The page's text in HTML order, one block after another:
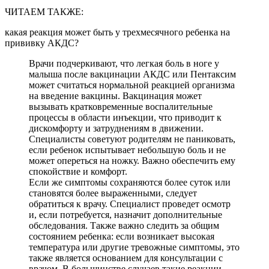
ЧИТАЕМ ТАКЖЕ:
какая реакция может быть у трехмесячного ребенка на
прививку АКДС?
Врачи подчеркивают, что легкая боль в ноге у
малыша после вакцинации АКДС или Пентаксим
может считаться нормальной реакцией организма
на введение вакцины. Вакцинация может
вызывать кратковременные воспалительные
процессы в области инъекции, что приводит к
дискомфорту и затруднениям в движении.
Специалисты советуют родителям не паниковать,
если ребенок испытывает небольшую боль и не
может опереться на ножку. Важно обеспечить ему
спокойствие и комфорт.
Если же симптомы сохраняются более суток или
становятся более выраженными, следует
обратиться к врачу. Специалист проведет осмотр
и, если потребуется, назначит дополнительные
обследования. Также важно следить за общим
состоянием ребенка: если возникает высокая
температура или другие тревожные симптомы, это
также является основанием для консультации с